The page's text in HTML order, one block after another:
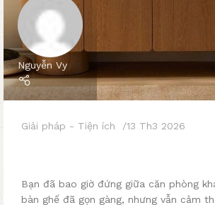
Nguyễn Vy
Giải pháp - Tiện ích 13 Th3 2026
Bạn đã bao giờ đứng giữa căn phòng
bàn ghế đã gọn gàng, nhưng vẫn cảm